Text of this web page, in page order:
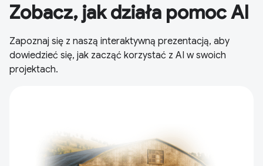
Zobacz, jak działa pomoc AI
Zapoznaj się z naszą interaktywną prezentacją, aby
dowiedzieć się, jak zacząć korzystać z AI w swoich
projektach.